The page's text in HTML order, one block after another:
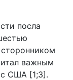
посла
важным
с США [1;3].